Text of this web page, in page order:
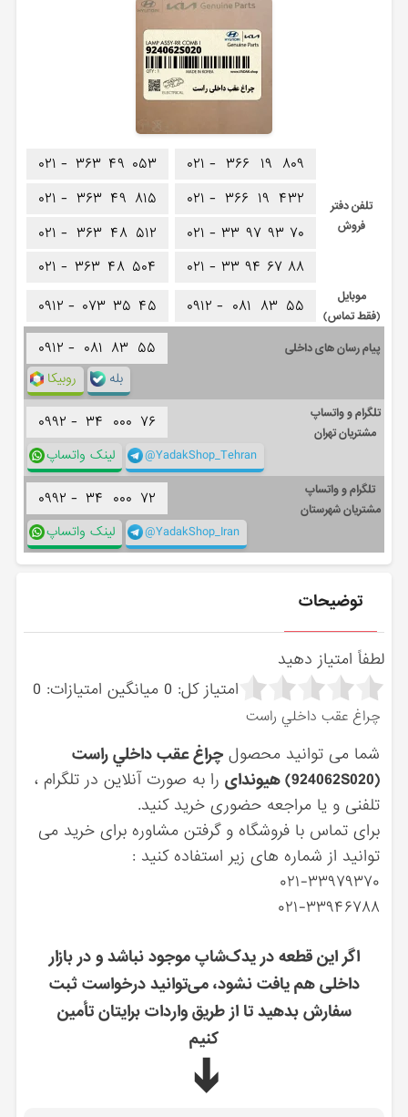
تلفن دفتر
فروش
۰۲۱ - ۳۶۶ ۱۹ ۸۰۹
۰۲۱ - ۳۶۶ ۱۹ ۴۳۲
۰۲۱ - ۳۳ ۹۷ ۹۳ ۷۰
۰۲۱ - ۳۳ ۹۴ ۶۷ ۸۸
۰۲۱ - ۳۶۳ ۴۹ ۰۵۳
۰۲۱ - ۳۶۳ ۴۹ ۸۱۵
۰۲۱ - ۳۶۳ ۴۸ ۵۱۲
۰۲۱ - ۳۶۳ ۴۸ ۵۰۴
موبایل
(فقط تماس)
۰۹۱۲ - ۰۸۱ ۸۳ ۵۵ ۰۹۱۲ - ۰۷۳ ۳۵ ۴۵
پیام رسان های داخلی ۰۹۱۲ - ۰۸۱ ۸۳ ۵۵
روبیکا بله
تلگرام و واتساپ
مشتریان تهران
۰۹۹۲ - ۳۴ ۰۰۰ ۷۶
لینک واتساپ @YadakShop_Tehran
تلگرام و واتساپ
مشتریان شهرستان
۰۹۹۲ - ۳۴ ۰۰۰ ۷۲
لینک واتساپ @YadakShop_Iran
توضیحات
لطفاً امتیاز دهید
امتیاز کل: 0 میانگین امتیازات: 0
چراغ عقب داخلي راست
شما می توانید محصولچراغ عقب داخلي راست
(924062S020) هیوندای
را به صورت آنلاین در تلگرام ،
تلفنی و یا مراجعه حضوری خرید کنید.
برای تماس با فروشگاه و گرفتن مشاوره برای خرید می
توانید از شماره های زیر استفاده کنید :
۰۲۱-۳۳۹۷۹۳۷۰
۰۲۱-۳۳۹۴۶۷۸۸
اگر این قطعه در یدک‌شاپ موجود نباشد و در بازار
داخلی هم یافت نشود، می‌توانید درخواست ثبت
سفارش بدهید تا از طریق واردات برایتان تأمین
کنیم
➔